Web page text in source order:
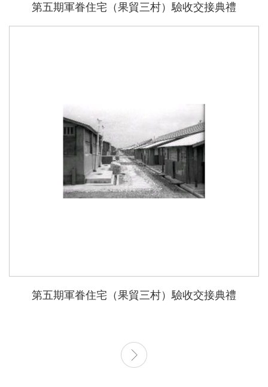
第五期軍眷住宅（果貿三村）驗收交接典禮
第五期軍眷住宅（果貿三村）驗收交接典禮